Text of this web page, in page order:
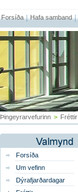
Forsíða Hafa samband
Þingeyrarvefurinn > Fréttir
Forsíða
Um vefinn
Dýrafjarðardagar